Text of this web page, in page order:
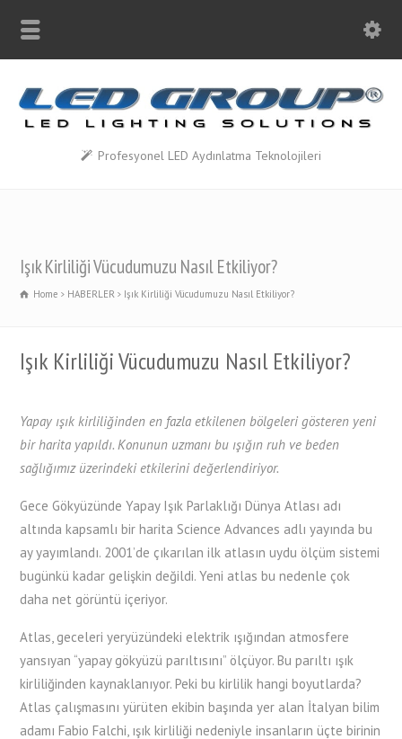
Profesyonel LED Aydınlatma Teknolojileri
Işık Kirliliği Vücudumuzu Nasıl Etkiliyor?
Home HABERLER Işık Kirliliği Vücudumuzu Nasıl Etkiliyor?
Işık Kirliliği Vücudumuzu Nasıl Etkiliyor?
Yapay ışık kirliliğinden en fazla etkilenen bölgeleri gösteren yeni
bir harita yapıldı. Konunun uzmanı bu ışığın ruh ve beden
sağlığımız üzerindeki etkilerini değerlendiriyor.
Gece Gökyüzünde Yapay Işık Parlaklığı Dünya Atlası adı
altında kapsamlı bir harita Science Advances adlı yayında bu
ay yayımlandı. 2001’de çıkarılan ilk atlasın uydu ölçüm sistemi
bugünkü kadar gelişkin değildi. Yeni atlas bu nedenle çok
daha net görüntü içeriyor.
Atlas, geceleri yeryüzündeki elektrik ışığından atmosfere
yansıyan “yapay gökyüzü parıltısını” ölçüyor. Bu parıltı ışık
kirliliğinden kaynaklanıyor. Peki bu kirlilik hangi boyutlarda?
Atlas çalışmasını yürüten ekibin başında yer alan İtalyan bilim
adamı Fabio Falchi, ışık kirliliği nedeniyle insanların üçte birinin